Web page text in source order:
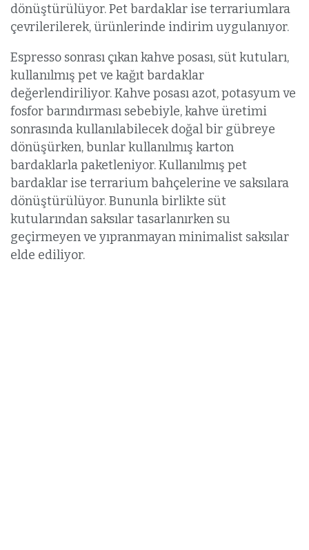
dönüştürülüyor. Pet bardaklar ise terrariumlara
çevrilerilerek, ürünlerinde indirim uygulanıyor.
Espresso sonrası çıkan kahve posası, süt kutuları,
kullanılmış pet ve kağıt bardaklar
değerlendiriliyor. Kahve posası azot, potasyum ve
fosfor barındırması sebebiyle, kahve üretimi
sonrasında kullanılabilecek doğal bir gübreye
dönüşürken, bunlar kullanılmış karton
bardaklarla paketleniyor. Kullanılmış pet
bardaklar ise terrarium bahçelerine ve saksılara
dönüştürülüyor. Bununla birlikte süt
kutularından saksılar tasarlanırken su
geçirmeyen ve yıpranmayan minimalist saksılar
elde ediliyor.